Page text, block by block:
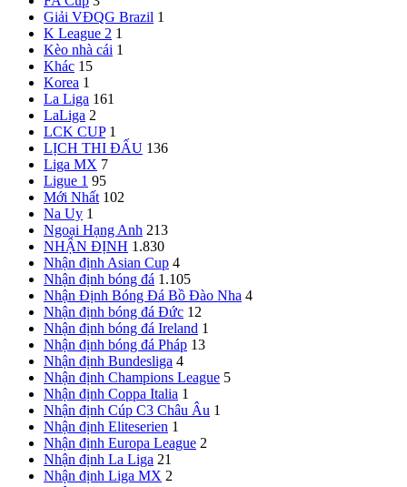
Giải VĐQG Brazil 1
K League 2 1
Kèo nhà cái 1
Khác 15
Korea 1
La Liga 161
LaLiga 2
LCK CUP 1
LỊCH THI ĐẤU 136
Liga MX 7
Ligue 1 95
Mới Nhất 102
Na Uy 1
Ngoại Hạng Anh 213
NHẬN ĐỊNH 1.830
Nhận định Asian Cup 4
Nhận định bóng đá 1.105
Nhận Định Bóng Đá Bồ Đào Nha 4
Nhận định bóng đá Đức 12
Nhận định bóng đá Ireland 1
Nhận định bóng đá Pháp 13
Nhận định Bundesliga 4
Nhận định Champions League 5
Nhận định Coppa Italia 1
Nhận định Cúp C3 Châu Âu 1
Nhận định Eliteserien 1
Nhận định Europa League 2
Nhận định La Liga 21
Nhận định Liga MX 2